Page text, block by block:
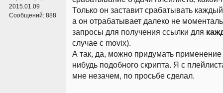
2015.01.09
Сообщений: 888
Только он заставит срабатывать
а он отрабатывает далеко не
запросы для получения ссылки для
случае с movix).
А так, да, можно придумать
нибудь подобного скрипта. Я с
мне незачем, по просьбе сделал.